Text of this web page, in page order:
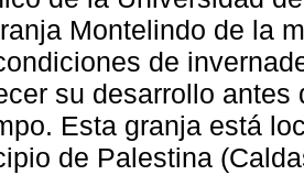
Montelindo de la
de
su desarrollo
Esta granja está
de Palestina